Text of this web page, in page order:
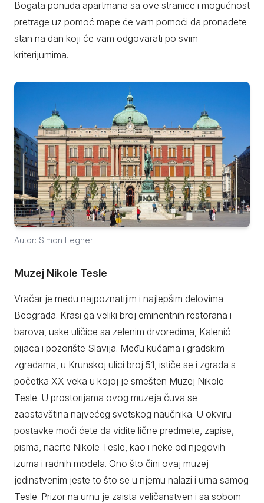
Bogata ponuda apartmana sa ove stranice i mogućnost
pretrage uz pomoć mape će vam pomoći da pronađete
stan na dan koji će vam odgovarati po svim
kriterijumima.
Autor: Simon Legner
Muzej Nikole Tesle
Vračar je među najpoznatijim i najlepšim delovima
Beograda. Krasi ga veliki broj eminentnih restorana i
barova, uske uličice sa zelenim drvoredima, Kalenić
pijaca i pozorište Slavija. Među kućama i gradskim
zgradama, u Krunskoj ulici broj 51, ističe se i zgrada s
početka XX veka u kojoj je smešten Muzej Nikole
Tesle. U prostorijama ovog muzeja čuva se
zaostavština najvećeg svetskog naučnika. U okviru
postavke moći ćete da vidite lične predmete, zapise,
pisma, nacrte Nikole Tesle, kao i neke od njegovih
izuma i radnih modela. Ono što čini ovaj muzej
jedinstvenim jeste to što se u njemu nalazi i urna samog
Tesle. Prizor na urnu je zaista veličanstven i sa sobom